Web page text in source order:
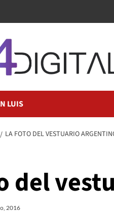
LUIS
LA FOTO DEL VESTUARIO
del
2016